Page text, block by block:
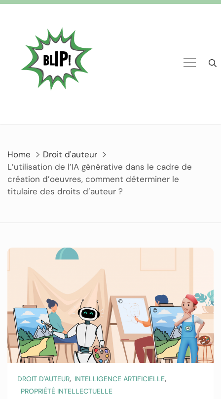
Home
Droit d'auteur
L’utilisation de l’IA générative dans le cadre de
création d’oeuvres, comment déterminer le
titulaire des droits d’auteur ?
DROIT D'AUTEUR, INTELLIGENCE ARTIFICIELLE,
PROPRIÉTÉ INTELLECTUELLE